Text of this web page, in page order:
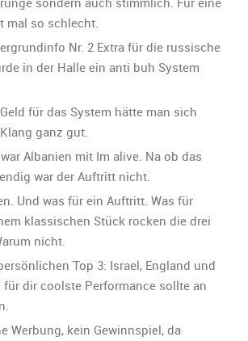
mal so schlecht.
Nr. 2 Extra für die russische
in der Halle ein anti buh System
für das System hätte man sich
ganz gut.
Albanien mit Im alive. Na ob das
war der Auftritt nicht.
Und was für ein Auftritt. Was für
klassischen Stück rocken die drei
nicht.
Top 3: Israel, England und
für dir coolste Performance sollte an
Werbung, kein Gewinnspiel, da